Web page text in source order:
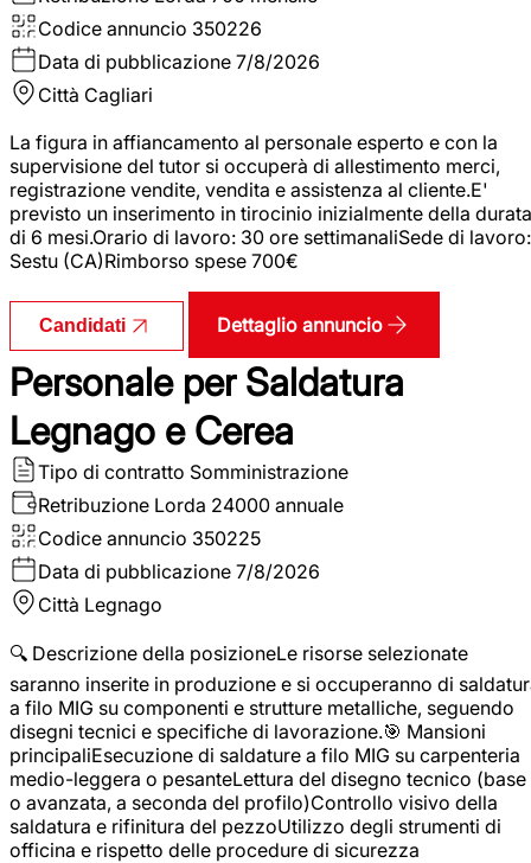
Codice annuncio 350226
Data di pubblicazione 7/8/2026
Città Cagliari
La figura in affiancamento al personale esperto e con la
supervisione del tutor si occuperà di allestimento merci,
registrazione vendite, vendita e assistenza al cliente.E'
previsto un inserimento in tirocinio inizialmente della durata
di 6 mesi.Orario di lavoro: 30 ore settimanaliSede di lavoro:
Sestu (CA)Rimborso spese 700€
Candidati Dettaglio annuncio
Personale per Saldatura
Legnago e Cerea
Tipo di contratto Somministrazione
Retribuzione Lorda 24000 annuale
Codice annuncio 350225
Data di pubblicazione 7/8/2026
Città Legnago
🔍 Descrizione della posizioneLe risorse selezionate
saranno inserite in produzione e si occuperanno di
a filo MIG su componenti e strutture metalliche, seguendo
disegni tecnici e specifiche di lavorazione.🎯 Mansioni
principaliEsecuzione di saldature a filo MIG su carpenteria
medio-leggera o pesanteLettura del disegno tecnico (base
o avanzata, a seconda del profilo)Controllo visivo della
saldatura e rifinitura del pezzoUtilizzo degli strumenti di
officina e rispetto delle procedure di sicurezza